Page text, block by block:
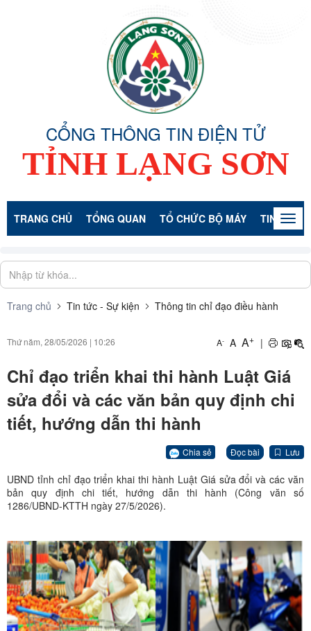
CỔNG THÔNG TIN ĐIỆN TỬ
TỈNH LẠNG SƠN
TRANG CHỦ TỔNG QUAN TỔ CHỨC BỘ MÁY TIN TỨC -
Trang chủ Tin tức - Sự kiện Thông tin chỉ đạo điều hành
Thứ năm, 28/05/2026 | 10:26 A- A A+ |
Chỉ đạo triển khai thi hành Luật Giá
sửa đổi và các văn bản quy định chi
tiết, hướng dẫn thi hành
Chia sẻ Đọc bài Lưu
UBND tỉnh chỉ đạo triển khai thi hành Luật Giá sửa đổi và các văn
bản quy định chi tiết, hướng dẫn thi hành (Công văn số
1286/UBND-KTTH ngày 27/5/2026).